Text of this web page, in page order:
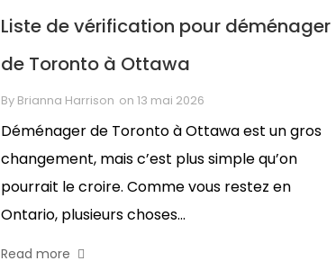
Liste de vérification pour déménager
de Toronto à Ottawa
By Brianna Harrison on 13 mai 2026
Déménager de Toronto à Ottawa est un gros
changement, mais c’est plus simple qu’on
pourrait le croire. Comme vous restez en
Ontario, plusieurs choses...
Read more